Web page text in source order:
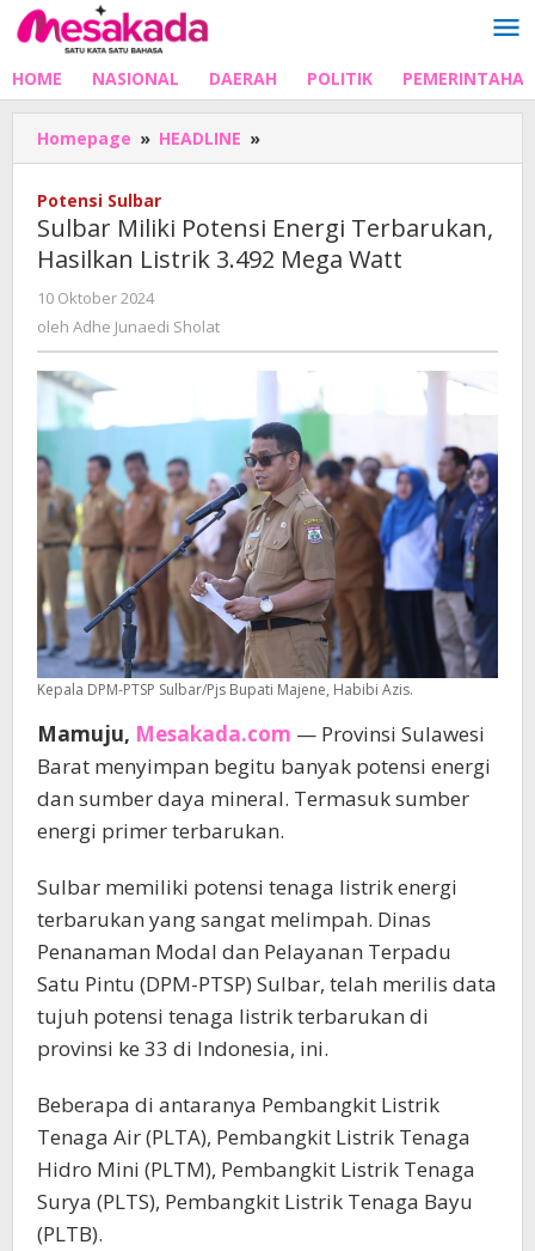
Lewati
ke
HOME NASIONAL DAERAH POLITIK
Homepage » HEADLINE »
Miliki
Terbarukan,
Hasilkan
Potensi Sulbar
Sulbar Miliki Potensi Energi Terbarukan,
Hasilkan Listrik 3.492 Mega Watt
10 Oktober 2024
Adhe
oleh Adhe Junaedi Sholat
Kepala DPM-PTSP Sulbar/Pjs Bupati Majene, Habibi Azis.
Mamuju, Mesakada.com — Provinsi Sulawesi
Barat menyimpan begitu banyak potensi energi
dan sumber daya mineral. Termasuk sumber
energi primer terbarukan.
Sulbar memiliki potensi tenaga listrik energi
terbarukan yang sangat melimpah. Dinas
Penanaman Modal dan Pelayanan Terpadu
Satu Pintu (DPM-PTSP) Sulbar, telah merilis data
tujuh potensi tenaga listrik terbarukan di
provinsi ke 33 di Indonesia, ini.
Beberapa di antaranya Pembangkit Listrik
Tenaga Air (PLTA), Pembangkit Listrik Tenaga
Hidro Mini (PLTM), Pembangkit Listrik Tenaga
Surya (PLTS), Pembangkit Listrik Tenaga Bayu
(PLTB).